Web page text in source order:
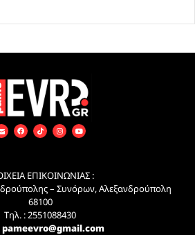
ΕΠΙΚΟΙΝΩΝΙΑΣ :
– Συνόρων, Αλεξανδρούπολη
68100
Τηλ. : 2551088430
pameevro@gmail.com